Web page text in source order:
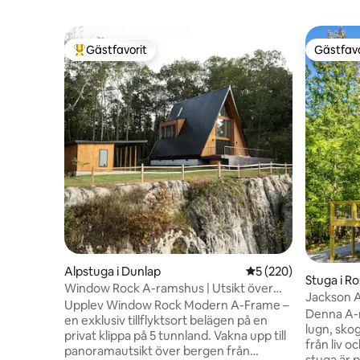
Populär gästfavorit
Gästfavorit
Alpstuga i Dunlap 5 av 5 i
5 (220)
Window Rock A-ramshus | Utsikt över
klippan, bubbelpool, bland de 1 % bästa
Upplev Window Rock Modern A-Frame –
en exklusiv tillflyktsort belägen på en
privat klippa på 5 tunnland. Vakna upp till
panoramautsikt över bergen från
Stuga i
Jackson
Denna
lugn,
från liv